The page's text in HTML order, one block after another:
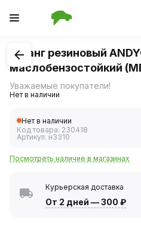
1/1
Шланг резиновый
маслобензостойкий
размер 32*41,5мм-6.3
Уважаемые покупатели!
Нет в наличии
Нет в наличии
Код товара: 230418
Артикул: н3310
Посмотреть наличие в магазинах
Курьерская доставка
От 2 дней —300 ₽